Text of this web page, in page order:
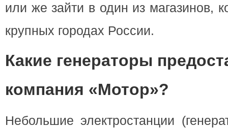
или же зайти в один из магазинов,
крупных городах России.
Какие генераторы
компания «Мотор»?
Небольшие электростанции